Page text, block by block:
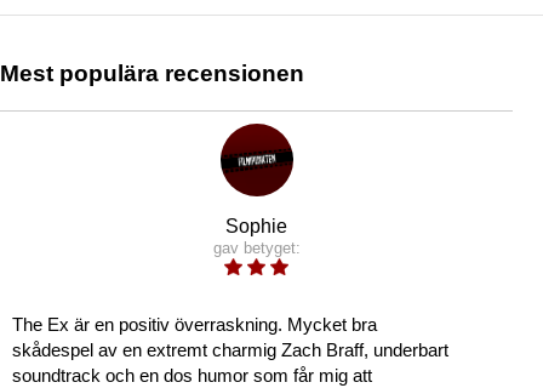
Mest populära recensionen
Sophie
gav betyget:
The Ex är en positiv överraskning. Mycket bra
skådespel av en extremt charmig Zach Braff, underbart
soundtrack och en dos humor som får mig att